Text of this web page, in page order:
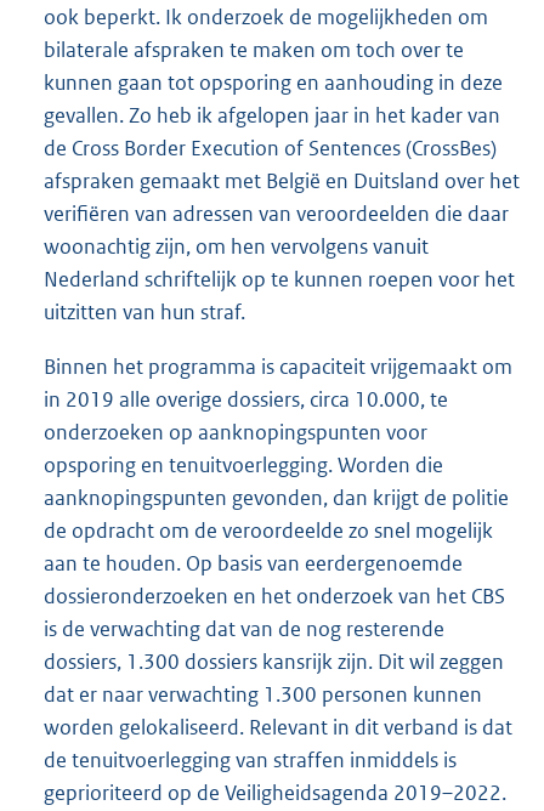
ook beperkt. Ik onderzoek de mogelijkheden om
bilaterale afspraken te maken om toch over te
kunnen gaan tot opsporing en aanhouding in deze
gevallen. Zo heb ik afgelopen jaar in het kader van
de Cross Border Execution of Sentences (CrossBes)
afspraken gemaakt met België en Duitsland over het
verifiëren van adressen van veroordeelden die daar
woonachtig zijn, om hen vervolgens vanuit
Nederland schriftelijk op te kunnen roepen voor het
uitzitten van hun straf.
Binnen het programma is capaciteit vrijgemaakt om
in 2019 alle overige dossiers, circa 10.000, te
onderzoeken op aanknopingspunten voor
opsporing en tenuitvoerlegging. Worden die
aanknopingspunten gevonden, dan krijgt de politie
de opdracht om de veroordeelde zo snel mogelijk
aan te houden. Op basis van eerdergenoemde
dossieronderzoeken en het onderzoek van het CBS
is de verwachting dat van de nog resterende
dossiers, 1.300 dossiers kansrijk zijn. Dit wil zeggen
dat er naar verwachting 1.300 personen kunnen
worden gelokaliseerd. Relevant in dit verband is dat
de tenuitvoerlegging van straffen inmiddels is
geprioriteerd op de Veiligheidsagenda 2019–2022.